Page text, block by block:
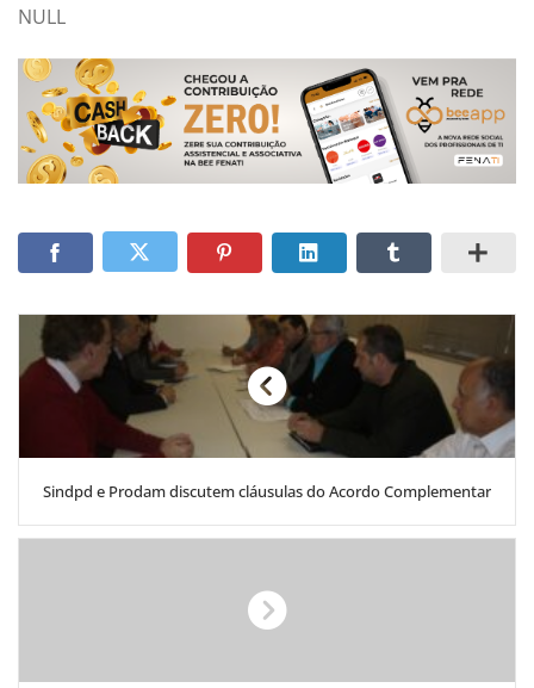
NULL
Sindpd e Prodam discutem cláusulas do Acordo Complementar